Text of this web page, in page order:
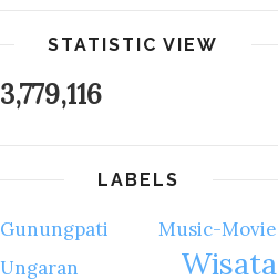
STATISTIC VIEW
3,779,116
LABELS
Gunungpati
Music-Movie
Ungaran
Wisata